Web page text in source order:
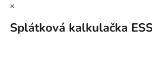
×
Splátková kalkulačka